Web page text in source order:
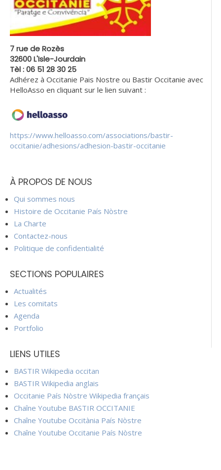
7 rue de Rozès
32600 L'Isle-Jourdain
Tèl : 06 51 28 30 25
Adhérez à Occitanie Pais Nostre ou Bastir Occitanie avec
HelloAsso en cliquant sur le lien suivant :
https://www.helloasso.com/associations/bastir-
occitanie/adhesions/adhesion-bastir-occitanie
À PROPOS DE NOUS
Qui sommes nous
Histoire de Occitanie País Nòstre
La Charte
Contactez-nous
Politique de confidentialité
SECTIONS POPULAIRES
Actualités
Les comitats
Agenda
Portfolio
LIENS UTILES
BASTIR Wikipedia occitan
BASTIR Wikipedia anglais
Occitanie País Nòstre Wikipedia français
Chaîne Youtube BASTIR OCCITANIE
Chaîne Youtube Occitània País Nòstre
Chaîne Youtube Occitanie País Nòstre